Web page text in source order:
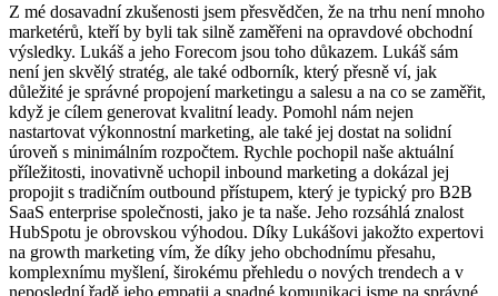
Z mé dosavadní zkušenosti jsem přesvědčen, že na trhu není mnoho
marketérů, kteří by byli tak silně zaměřeni na opravdové obchodní
výsledky. Lukáš a jeho Forecom jsou toho důkazem. Lukáš sám
není jen skvělý stratég, ale také odborník, který přesně ví, jak
důležité je správné propojení marketingu a salesu a na co se zaměřit,
když je cílem generovat kvalitní leady. Pomohl nám nejen
nastartovat výkonnostní marketing, ale také jej dostat na solidní
úroveň s minimálním rozpočtem. Rychle pochopil naše aktuální
příležitosti, inovativně uchopil inbound marketing a dokázal jej
propojit s tradičním outbound přístupem, který je typický pro B2B
SaaS enterprise společnosti, jako je ta naše. Jeho rozsáhlá znalost
HubSpotu je obrovskou výhodou. Díky Lukášovi jakožto expertovi
na growth marketing vím, že díky jeho obchodnímu přesahu,
komplexnímu myšlení, širokému přehledu o nových trendech a v
neposlední řadě jeho empatii a snadné komunikaci jsme na správné